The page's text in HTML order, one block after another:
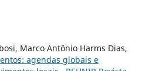
Marco Antônio Harms Dias,
agendas globais e